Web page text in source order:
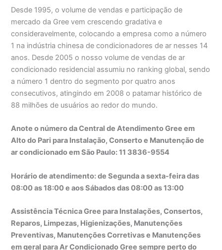
Desde 1995, o volume de vendas e participação de
mercado da Gree vem crescendo gradativa e
consideravelmente, colocando a empresa como a número
1 na indústria chinesa de condicionadores de ar nesses 14
anos. Desde 2005 o nosso volume de vendas de ar
condicionado residencial assumiu no ranking global, sendo
a número 1 dentro do segmento por quatro anos
consecutivos, atingindo em 2008 o patamar histórico de
88 milhões de usuários ao redor do mundo.
Anote o número da Central de Atendimento Gree em
Alto do Pari para Instalação, Conserto e Manutenção de
ar condicionado em São Paulo: 11 3836-9554
Horário de atendimento: de Segunda a sexta-feira das
08:00 as 18:00 e aos Sábados das 08:00 as 13:00
Assistência Técnica Gree para Instalações, Consertos,
Reparos, Limpezas, Higienizações, Manutenções
Preventivas, Manutenções Corretivas e Manutenções
em geral para Ar Condicionado Gree sempre perto do